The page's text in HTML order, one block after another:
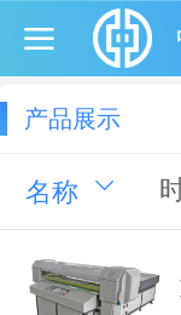
产品展示
名称